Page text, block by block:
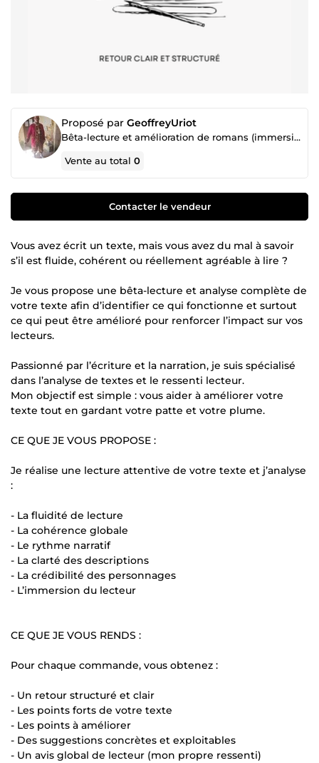
Proposé par GeoffreyUriot
Bêta-lecture et amélioration de romans (immersion, fluidité, cohérence)
Vente au total0
Contacter le vendeur
Vous avez écrit un texte, mais vous avez du mal à savoir
s’il est fluide, cohérent ou réellement agréable à lire ?
Je vous propose une bêta-lecture et analyse complète de
votre texte afin d’identifier ce qui fonctionne et surtout
ce qui peut être amélioré pour renforcer l’impact sur vos
lecteurs.
Passionné par l’écriture et la narration, je suis spécialisé
dans l’analyse de textes et le ressenti lecteur.
Mon objectif est simple : vous aider à améliorer votre
texte tout en gardant votre patte et votre plume.
CE QUE JE VOUS PROPOSE :
Je réalise une lecture attentive de votre texte et j’analyse
:
- La fluidité de lecture
- La cohérence globale
- Le rythme narratif
- La clarté des descriptions
- La crédibilité des personnages
- L’immersion du lecteur
CE QUE JE VOUS RENDS :
Pour chaque commande, vous obtenez :
- Un retour structuré et clair
- Les points forts de votre texte
- Les points à améliorer
- Des suggestions concrètes et exploitables
- Un avis global de lecteur (mon propre ressenti)